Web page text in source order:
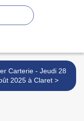
Carterie - Jeudi 28
août 2025 à Claret >